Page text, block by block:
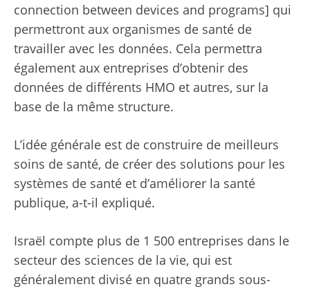
connection between devices and programs] qui
permettront aux organismes de santé de
travailler avec les données. Cela permettra
également aux entreprises d’obtenir des
données de différents HMO et autres, sur la
base de la même structure.
L’idée générale est de construire de meilleurs
soins de santé, de créer des solutions pour les
systèmes de santé et d’améliorer la santé
publique, a-t-il expliqué.
Israël compte plus de 1 500 entreprises dans le
secteur des sciences de la vie, qui est
généralement divisé en quatre grands sous-